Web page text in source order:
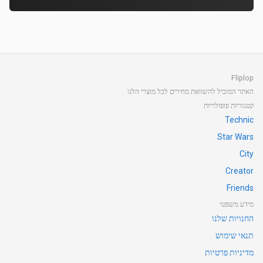
Fliplop
האתר המוביל להשוואת מחירים לכל מוצרי הלגו
קטגוריות פופולריות
Technic
Star Wars
City
Creator
Friends
מידע משפטי
החנויות שלנו
תנאי שימוש
מדיניות פרטיות